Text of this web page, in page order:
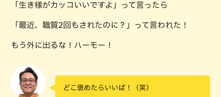
「生き様がカッコいいですよ」って言ったら
「最近、職質2回もされたのに？」って言われた！
もう外に出るな！ハーモー！
どこ褒めたらいいば！（笑）